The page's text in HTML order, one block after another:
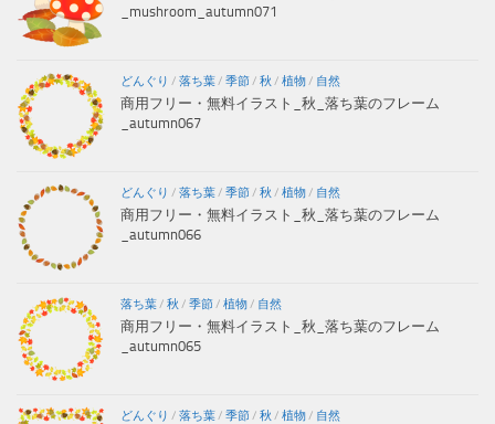
_mushroom_autumn071
どんぐり / 落ち葉/ 季節/ 秋 / 植物/ 自然
商用フリー・無料イラスト_秋_落ち葉のフレーム
_autumn067
どんぐり / 落ち葉/ 季節/ 秋 / 植物/ 自然
商用フリー・無料イラスト_秋_落ち葉のフレーム
_autumn066
落ち葉/ 秋 / 季節/ 植物/ 自然
商用フリー・無料イラスト_秋_落ち葉のフレーム
_autumn065
どんぐり / 落ち葉/ 季節/ 秋 / 植物/ 自然